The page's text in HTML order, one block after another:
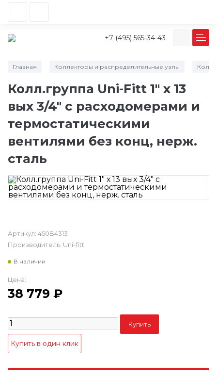
+7 (495) 565-34-43
Главная Коллекторы и распределительные узлы
Колл.группа Uni-Fitt 1" х 13
вых 3/4" с расходомерами и
термостатическими
вентилями без конц, нерж.
сталь
Артикул: 450B4313
Производитель: Uni-fitt
В наличии
Цена:
38 779 ₽